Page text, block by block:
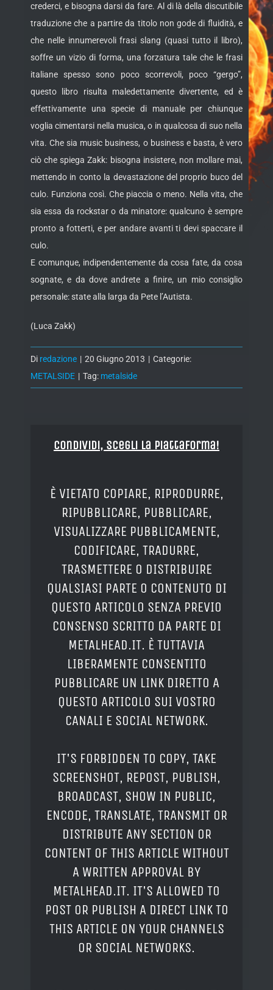
crederci, e bisogna darsi da fare. Al di là della discutibile
traduzione che a partire da titolo non gode di fluidità, e
che nelle innumerevoli frasi slang (quasi tutto il libro),
soffre un vizio di forma, una forzatura tale che le frasi
italiane spesso sono poco scorrevoli, poco “gergo”,
questo libro risulta maledettamente divertente, ed è
effettivamente una specie di manuale per chiunque
voglia cimentarsi nella musica, o in qualcosa di suo nella
vita. Che sia music business, o business e basta, è vero
ciò che spiega Zakk: bisogna insistere, non mollare mai,
mettendo in conto la devastazione del proprio buco del
culo. Funziona così. Che piaccia o meno. Nella vita, che
sia essa da rockstar o da minatore: qualcuno è sempre
pronto a fotterti, e per andare avanti ti devi spaccare il
culo.
E comunque, indipendentemente da cosa fate, da cosa
sognate, e da dove andrete a finire, un mio consiglio
personale: state alla larga da Pete l’Autista.
(Luca Zakk)
Di redazione | 20 Giugno 2013 | Categorie:
METALSIDE | Tag: metalside
Condividi, Scegli la piattaforma!
È VIETATO COPIARE, RIPRODURRE,
RIPUBBLICARE, PUBBLICARE,
VISUALIZZARE PUBBLICAMENTE,
CODIFICARE, TRADURRE,
TRASMETTERE O DISTRIBUIRE
QUALSIASI PARTE O CONTENUTO DI
QUESTO ARTICOLO SENZA PREVIO
CONSENSO SCRITTO DA PARTE DI
METALHEAD.IT. È TUTTAVIA
LIBERAMENTE CONSENTITO
PUBBLICARE UN LINK DIRETTO A
QUESTO ARTICOLO SUI VOSTRO
CANALI E SOCIAL NETWORK.
IT'S FORBIDDEN TO COPY, TAKE
SCREENSHOT, REPOST, PUBLISH,
BROADCAST, SHOW IN PUBLIC,
ENCODE, TRANSLATE, TRANSMIT OR
DISTRIBUTE ANY SECTION OR
CONTENT OF THIS ARTICLE WITHOUT
A WRITTEN APPROVAL BY
METALHEAD.IT. IT'S ALLOWED TO
POST OR PUBLISH A DIRECT LINK TO
THIS ARTICLE ON YOUR CHANNELS
OR SOCIAL NETWORKS.